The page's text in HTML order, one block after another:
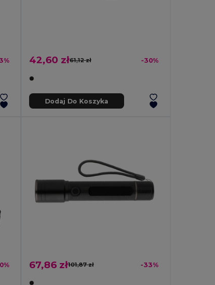
42,60 zł61,12 zł -30%
Dodaj Do Koszyka
67,86 zł101,87 zł -33%